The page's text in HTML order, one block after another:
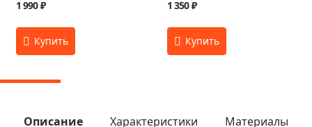
1 990 ₽ 1 350 ₽
Описание Характеристики Материалы